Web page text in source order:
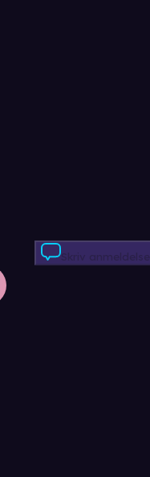
Skriv anmeldelse